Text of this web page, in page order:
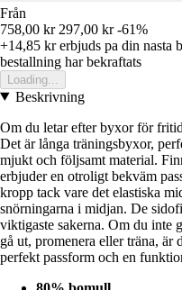
Från
758,00 kr 297,00 kr -61%
+14,85 krerbjuds pa din nasta
bestallning har bekraftats
Loading...
Beskrivning
Om du letar efter byxor för
Det är långa träningsbyxor,
mjukt och följsamt material.
erbjuder en otroligt bekväm
kropp tack vare det elastiska
snörningarna i midjan. De
viktigaste sakerna. Om du inte
gå ut, promenera eller träna, är
perfekt passform och en